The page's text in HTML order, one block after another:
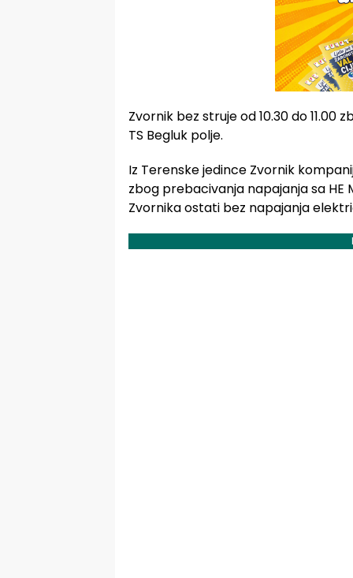
Zvornik bez struje od 10.30 do 11.00
TS Begluk polje.
Iz Terenske jedince Zvornik
zbog prebacivanja napajanja sa HE
Zvornika ostati bez napajanja